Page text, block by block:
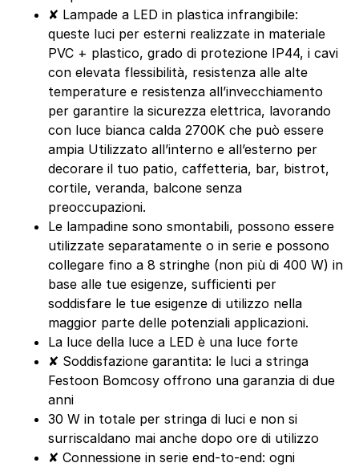
✘ Lampade a LED in plastica infrangibile:
queste luci per esterni realizzate in materiale
PVC + plastico, grado di protezione IP44, i cavi
con elevata flessibilità, resistenza alle alte
temperature e resistenza all’invecchiamento
per garantire la sicurezza elettrica, lavorando
con luce bianca calda 2700K che può essere
ampia Utilizzato all’interno e all’esterno per
decorare il tuo patio, caffetteria, bar, bistrot,
cortile, veranda, balcone senza
preoccupazioni.
Le lampadine sono smontabili, possono essere
utilizzate separatamente o in serie e possono
collegare fino a 8 stringhe (non più di 400 W) in
base alle tue esigenze, sufficienti per
soddisfare le tue esigenze di utilizzo nella
maggior parte delle potenziali applicazioni.
La luce della luce a LED è una luce forte
✘ Soddisfazione garantita: le luci a stringa
Festoon Bomcosy offrono una garanzia di due
anni
30 W in totale per stringa di luci e non si
surriscaldano mai anche dopo ore di utilizzo
✘ Connessione in serie end-to-end: ogni